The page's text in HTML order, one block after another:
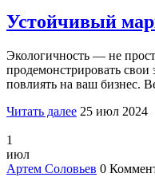
Устойчивый
Экологичность — не
продемонстрировать
повлиять на ваш бизнес.
Читать далее 25 июл 2024
1
июл
Артем Соловьев 0